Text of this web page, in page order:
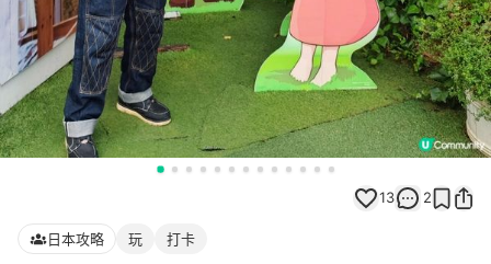
13 2
日本攻略 玩 打卡